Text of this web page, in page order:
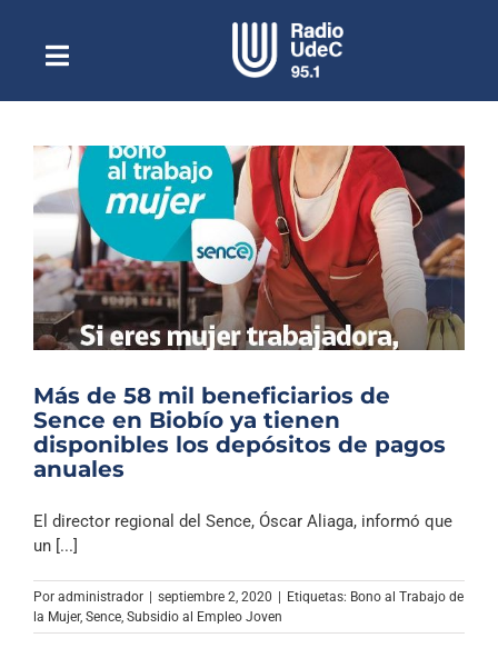
contenidoToggle
NavigationEscuchar Radio UdeC en vivo
Quiénes Somos
Programación
Podcast
Noticias
Reportajes
Música Clásica
Archivo Sonoro
Más de 58 mil beneficiarios de
Sence en Biobío ya tienen
disponibles los depósitos de pagos
anuales
El director regional del Sence, Óscar Aliaga, informó que
un [...]
Por administrador | septiembre 2, 2020 | Etiquetas: Bono al Trabajo de
la Mujer, Sence, Subsidio al Empleo Joven